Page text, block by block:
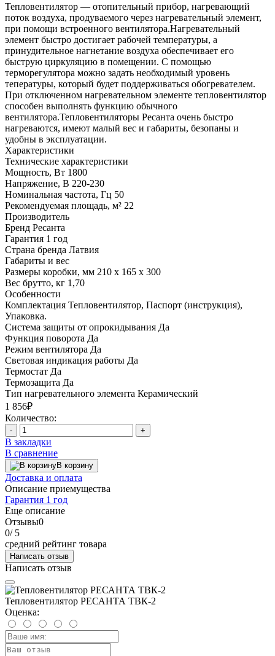
Тепловентилятор — отопительный прибор, нагревающий
поток воздуха, продуваемого через нагревательный элемент,
при помощи встроенного вентилятора.Нагревательный
элемент быстро достигает рабочей температуры, а
принудительное нагнетание воздуха обеспечивает его
быструю циркуляцию в помещении. С помощью
терморегулятора можно задать необходимый уровень
тепературы, который будет поддерживаться обогревателем.
При отключенном нагревательном элементе тепловентилятор
способен выполнять функцию обычного
вентилятора.Тепловентиляторы Ресанта очень быстро
нагреваются, имеют малый вес и габариты, безопаны и
удобны в эксплуатации.
Характеристики
Технические характеристики
Мощность, Вт 1800
Напряжение, В 220-230
Номинальная частота, Гц 50
Рекомендуемая площадь, м² 22
Производитель
Бренд Ресанта
Гарантия 1 год
Страна бренда Латвия
Габариты и вес
Размеры коробки, мм 210 х 165 х 300
Вес брутто, кг 1,70
Особенности
Комплектация Тепловентилятор, Паспорт (инструкция),
Упаковка.
Система защиты от опрокидывания Да
Функция поворота Да
Режим вентилятора Да
Световая индикация работы Да
Термостат Да
Термозащита Да
Тип нагревательного элемента Керамический
1 856₽
Количество:
- +
В закладки
В сравнение
В корзину
Доставка и оплата
Описание приемущества
Гарантия 1 год
Еще описание
Отзывы0
0/ 5
средний рейтинг товара
Написать отзыв
Написать отзыв
Тепловентилятор РЕСАНТА ТВК-2
Оценка: